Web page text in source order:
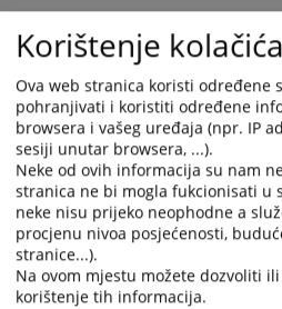
question
mark
key
to
get
the
keyboard
shortcuts
for
changing
dates.
question
mark
key
to
get
the
keyboard
shortcuts
for
changing
Korištenje kolačića
Ova web stranica koristi određene
pohranjivati i koristiti određene
browsera i vašeg uređaja (npr. IP
sesiji unutar browsera, ...).
Neke od ovih informacija su nam
stranica ne bi mogla fukcionisati u
neke nisu prijeko neophodne a
procjenu nivoa posjećenosti,
stranice...).
Na ovom mjestu možete dozvoliti
korištenje tih informacija.